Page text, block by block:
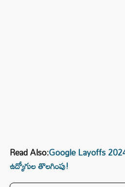
Read Also:Google Layoffs
ఉద్యోగుల తొలగింపు!